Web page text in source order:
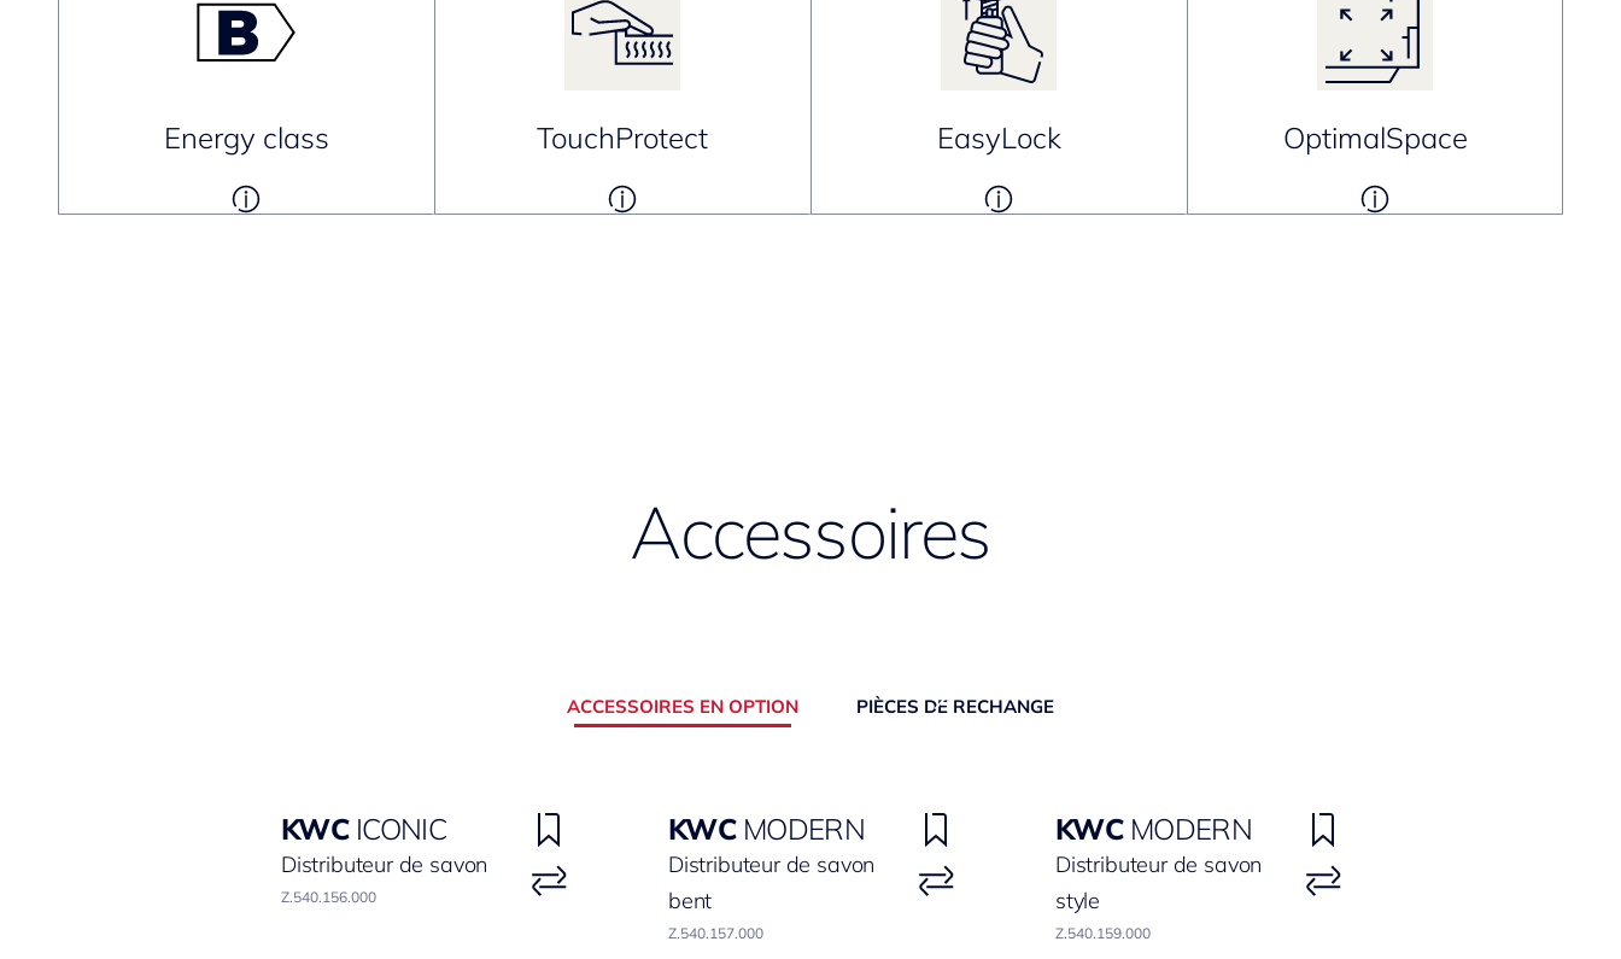
Energy class TouchProtect EasyLock OptimalSpace
Accessoires
ACCESSOIRES EN OPTION PIÈCES DE RECHANGE
KWC ICONIC
Distributeur de savon
Z.540.156.000
KWC MODERN
Distributeur de savon
bent
Z.540.157.000
KWC MODERN
Distributeur de savon
style
Z.540.159.000